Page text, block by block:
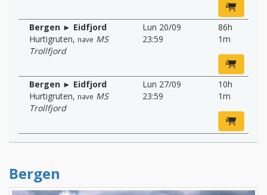
Bergen ► Eidfjord
Hurtigruten, nave MS
Trollfjord
Lun 20/09
23:59
86h
1m
Bergen ► Eidfjord
Hurtigruten, nave MS
Trollfjord
Lun 27/09
23:59
10h
1m
Bergen